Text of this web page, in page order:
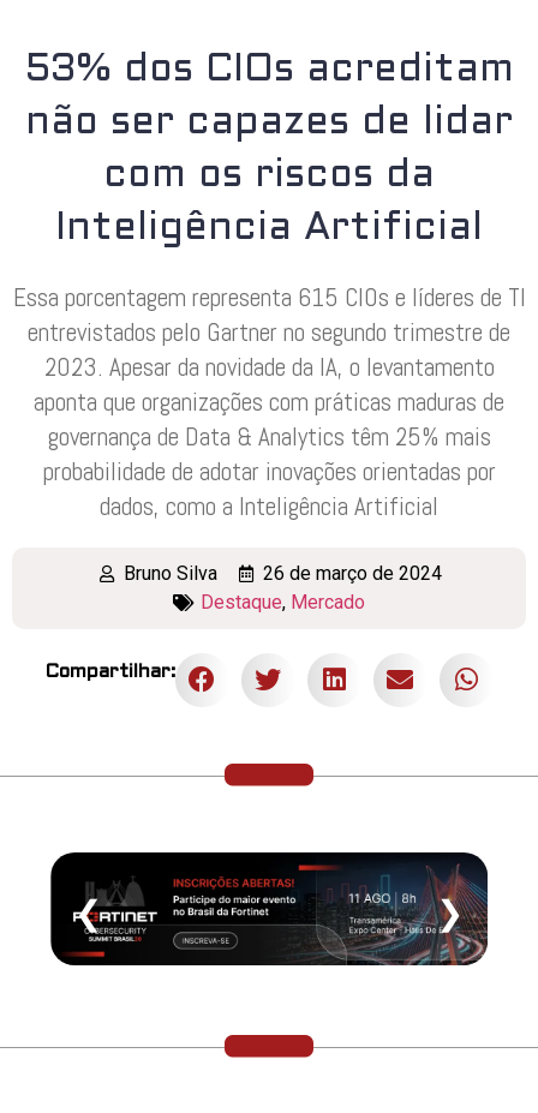
53% dos CIOs acreditam
não ser capazes de lidar
com os riscos da
Inteligência Artificial
Essa porcentagem representa 615 CIOs e líderes de TI
entrevistados pelo Gartner no segundo trimestre de
2023. Apesar da novidade da IA, o levantamento
aponta que organizações com práticas maduras de
governança de Data & Analytics têm 25% mais
probabilidade de adotar inovações orientadas por
dados, como a Inteligência Artificial
Bruno Silva
26 de março de 2024
Destaque, Mercado
Compartilhar:
❮ ❯